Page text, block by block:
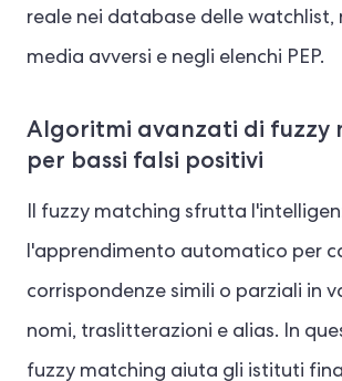
reale nei database delle watchlist,
media avversi e negli elenchi PEP.
Algoritmi avanzati di fuzzy
per bassi falsi positivi
Il fuzzy matching sfrutta
l'apprendimento automatico per
corrispondenze simili o parziali in
nomi, traslitterazioni e alias. In
fuzzy matching aiuta gli istituti